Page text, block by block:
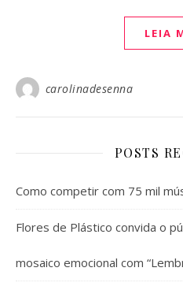
LEIA
carolinadesenna
POSTS
Como competir com 75 mil
Flores de Plástico convida o
mosaico emocional com